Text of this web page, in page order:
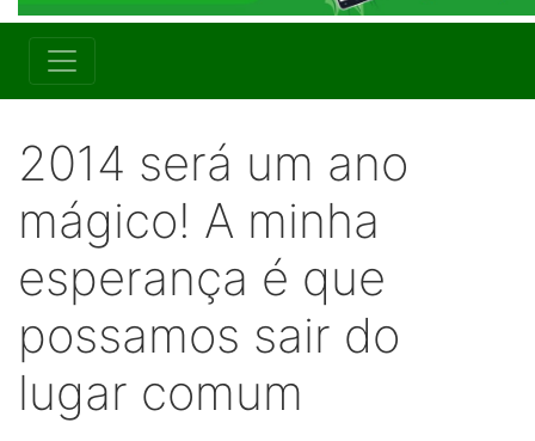
2014 será um ano
mágico! A minha
esperança é que
possamos sair do
lugar comum